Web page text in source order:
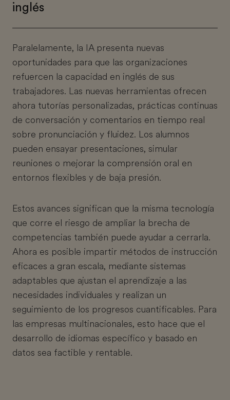
inglés
Paralelamente, la IA presenta nuevas
oportunidades para que las organizaciones
refuercen la capacidad en inglés de sus
trabajadores. Las nuevas herramientas ofrecen
ahora tutorías personalizadas, prácticas continuas
de conversación y comentarios en tiempo real
sobre pronunciación y fluidez. Los alumnos
pueden ensayar presentaciones, simular
reuniones o mejorar la comprensión oral en
entornos flexibles y de baja presión.
Estos avances significan que la misma tecnología
que corre el riesgo de ampliar la brecha de
competencias también puede ayudar a cerrarla.
Ahora es posible impartir métodos de instrucción
eficaces a gran escala, mediante sistemas
adaptables que ajustan el aprendizaje a las
necesidades individuales y realizan un
seguimiento de los progresos cuantificables. Para
las empresas multinacionales, esto hace que el
desarrollo de idiomas específico y basado en
datos sea factible y rentable.